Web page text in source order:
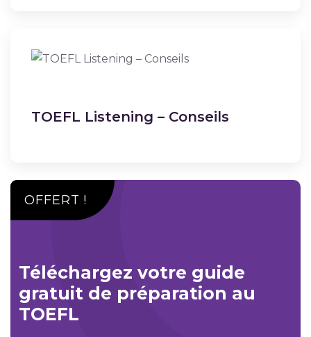
TOEFL Listening – Conseils
OFFERT !
Téléchargez votre guide
gratuit de préparation au
TOEFL